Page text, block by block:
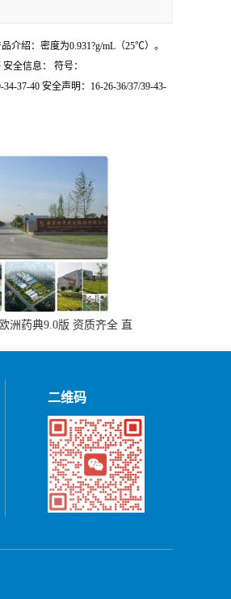
介绍：密度为0.931?g/mL（25℃）。
全信息： 符号：
37-40 安全声明：16-26-36/37/39-43-
洲药典9.0版 资质齐全 直
二维码